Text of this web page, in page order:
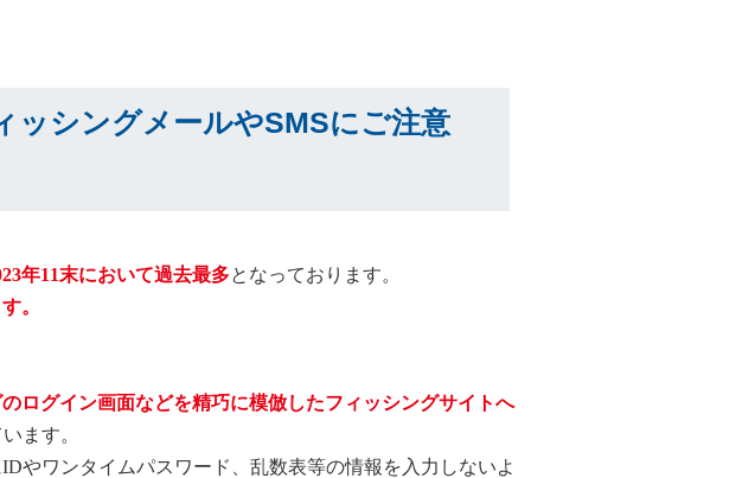
ッシングメールやSMSにご注意
年11末において過去最多となっております。
。
ログイン画面などを精巧に模倣したフィッシングサイトへ
ます。
やワンタイムパスワード、乱数表等の情報を入力しないよ